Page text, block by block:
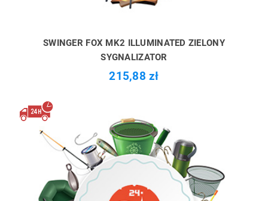
SWINGER FOX MK2 ILLUMINATED ZIELONY
SYGNALIZATOR
215,88 zł